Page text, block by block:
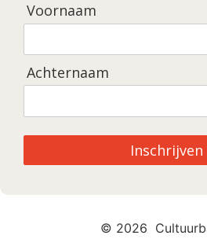
Voornaam
Achternaam
Inschrijven
© 2026